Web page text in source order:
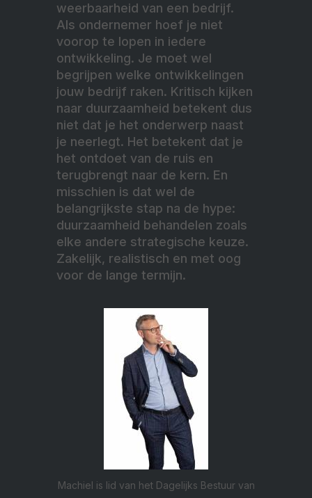
weerbaarheid van een bedrijf.
Als ondernemer hoef je niet
voorop te lopen in iedere
ontwikkeling. Je moet wel
begrijpen welke ontwikkelingen
jouw bedrijf raken. Kritisch kijken
naar duurzaamheid betekent dus
niet dat je het onderwerp naast
je neerlegt. Het betekent dat je
het ontdoet van de ruis en
terugbrengt naar de kern. En
misschien is dat wel de
belangrijkste stap na de hype:
duurzaamheid behandelen zoals
elke andere strategische keuze.
Zakelijk, realistisch en met oog
voor de lange termijn.
Machiel is lid van het Dagelijks Bestuur van